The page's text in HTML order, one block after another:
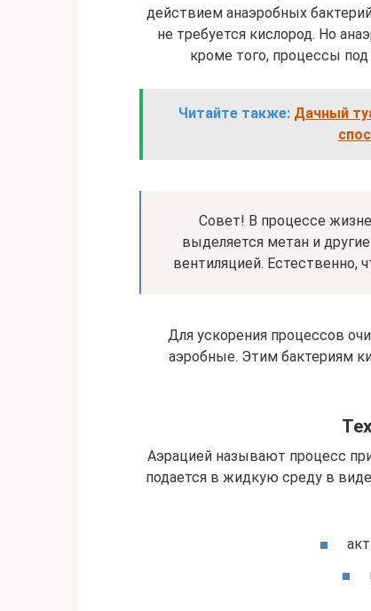
действием анаэробных
не требуется кислород. Но
кроме того, процессы
Читайте также: Дачный
Совет! В процессе
выделяется метан и
вентиляцией. Естественно,
Для ускорения процессов
аэробные. Этим бактериям
Аэрацией называют процесс
подается в жидкую среду в